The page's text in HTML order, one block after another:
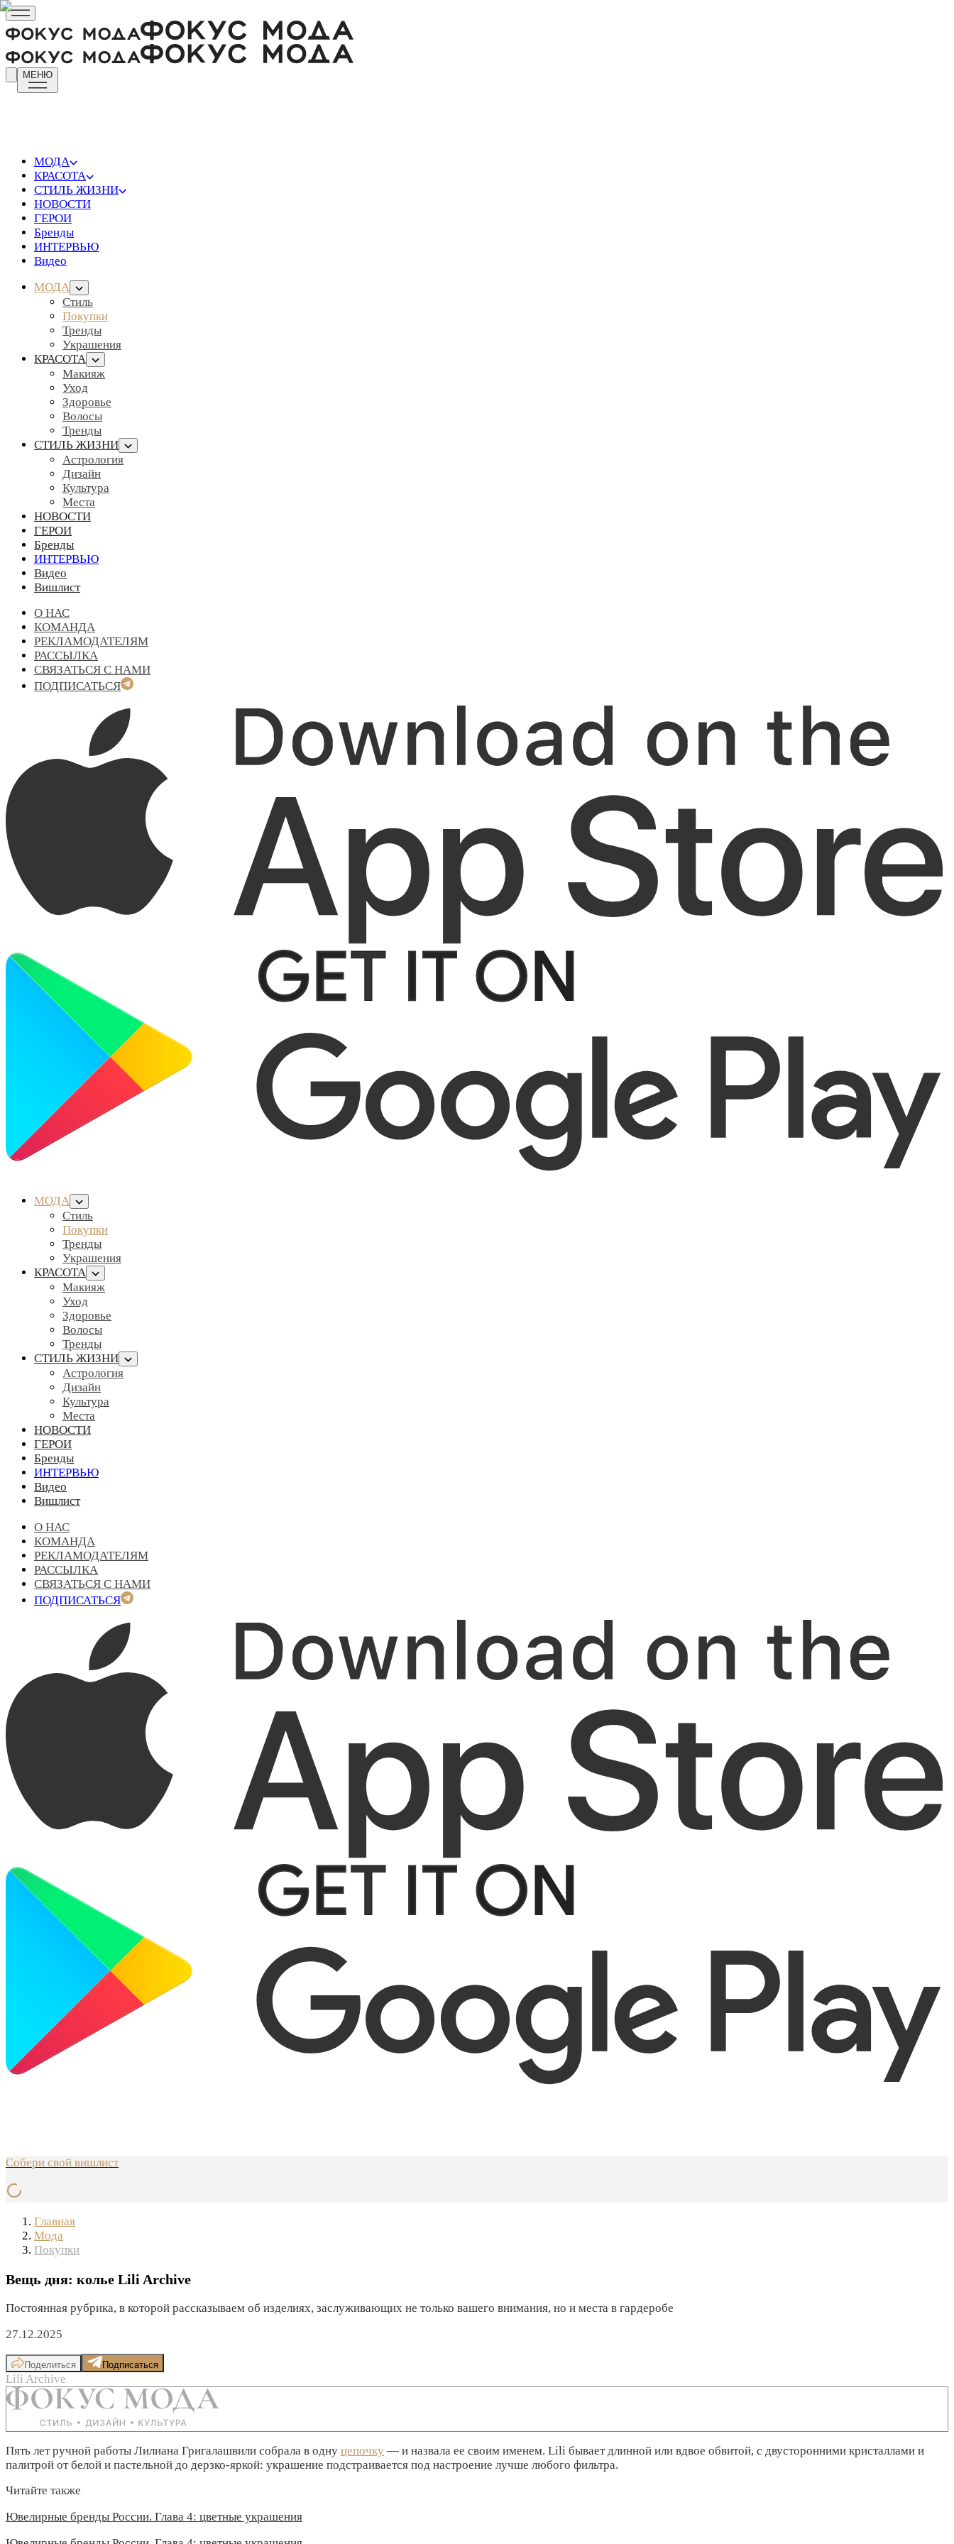
МЕНЮ
МОДА
КРАСОТА
СТИЛЬ ЖИЗНИ
НОВОСТИ
ГЕРОИ
Бренды
ИНТЕРВЬЮ
Видео
МОДА
Стиль
Покупки
Тренды
Украшения
КРАСОТА
Макияж
Уход
Здоровье
Волосы
Тренды
СТИЛЬ ЖИЗНИ
Астрология
Дизайн
Культура
Места
НОВОСТИ
ГЕРОИ
Бренды
ИНТЕРВЬЮ
Видео
Вишлист
О НАС
КОМАНДА
РЕКЛАМОДАТЕЛЯМ
РАССЫЛКА
СВЯЗАТЬСЯ С НАМИ
ПОДПИСАТЬСЯ
МОДА
Стиль
Покупки
Тренды
Украшения
КРАСОТА
Макияж
Уход
Здоровье
Волосы
Тренды
СТИЛЬ ЖИЗНИ
Астрология
Дизайн
Культура
Места
НОВОСТИ
ГЕРОИ
Бренды
ИНТЕРВЬЮ
Видео
Вишлист
О НАС
КОМАНДА
РЕКЛАМОДАТЕЛЯМ
РАССЫЛКА
СВЯЗАТЬСЯ С НАМИ
ПОДПИСАТЬСЯ
Собери свой вишлист
Главная
Мода
Покупки
Вещь дня: колье Lili Archive
Постоянная рубрика, в которой рассказываем об изделиях, заслуживающих не только вашего внимания, но и места в гардеробе
27.12.2025
Поделиться Подписаться
Lili Archive
Пять лет ручной работы Лилиана Григалашвили собрала в одну цепочку — и назвала ее своим именем. Lili бывает длинной или вдвое обвитой, с двусторонними кристаллами и
палитрой от белой и пастельной до дерзко-яркой: украшение подстраивается под настроение лучше любого фильтра.
Читайте также
Ювелирные бренды России. Глава 4: цветные украшения